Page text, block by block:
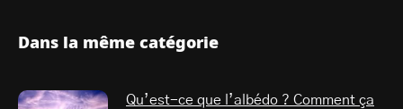
Dans la même catégorie
Qu’est-ce que l’albédo ? Comment ça